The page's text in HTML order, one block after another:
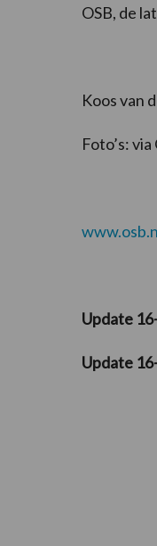
OSB, de
Koos van
Foto’s: via
Update
Update